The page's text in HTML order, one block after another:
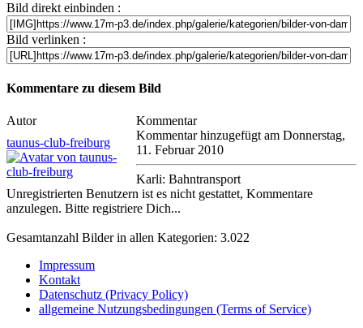
Bild direkt einbinden :
Bild verlinken :
Kommentare zu diesem Bild
Autor
Kommentar
taunus-club-freiburg
Kommentar hinzugefügt am Donnerstag,
11. Februar 2010
Karli: Bahntransport
Unregistrierten Benutzern ist es nicht gestattet, Kommentare
anzulegen. Bitte registriere Dich...
Gesamtanzahl Bilder in allen Kategorien: 3.022
Impressum
Kontakt
Datenschutz (Privacy Policy)
allgemeine Nutzungsbedingungen (Terms of Service)